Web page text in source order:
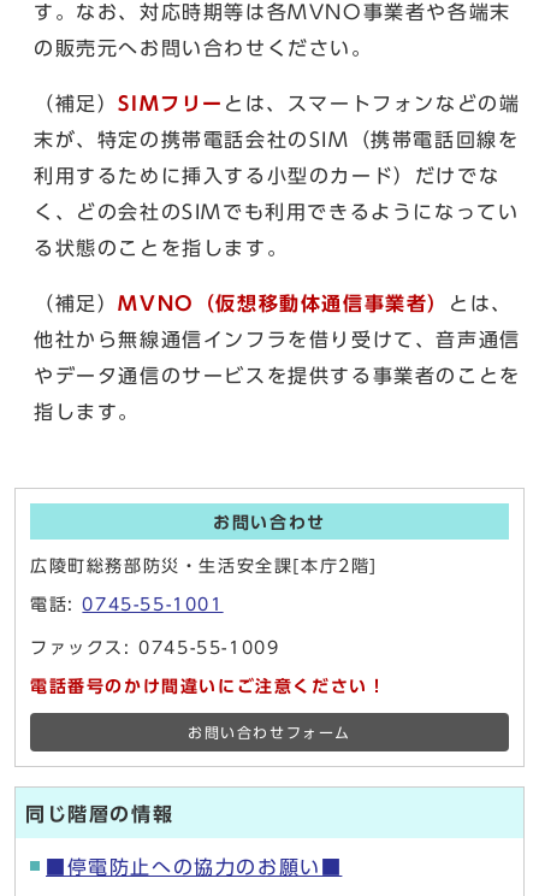
す。なお、対応時期等は各MVNO事業者や各端末
の販売元へお問い合わせください。
（補足）SIMフリー とは、スマートフォンなどの端
末が、特定の携帯電話会社のSIM（携帯電話回線を
利用するために挿入する小型のカード）だけでな
く、どの会社のSIMでも利用できるようになってい
る状態のことを指します。
（補足）MVNO（仮想移動体通信事業者）
とは、
他社から無線通信インフラを借り受けて、音声通信
やデータ通信のサービスを提供する事業者のことを
指します。
お問い合わせ
広陵町総務部防災・生活安全課[本庁2階]
電話:0745-55-1001
ファックス: 0745-55-1009
電話番号のかけ間違いにご注意ください！
お問い合わせフォーム
同じ階層の情報
■停電防止への協力のお願い■